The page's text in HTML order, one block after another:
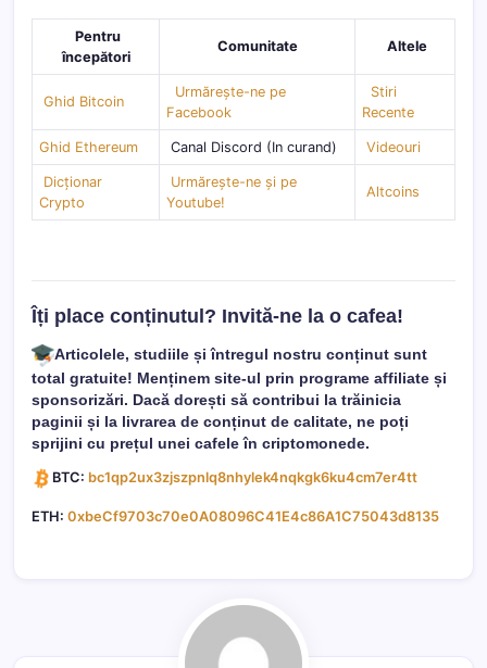
Pentru
începători
Comunitate Altele
Ghid Bitcoin
Urmărește-ne pe
Facebook
Stiri
Recente
Ghid Ethereum Canal Discord (In curand) Videouri
Dicționar
Crypto
Urmărește-ne și pe
Youtube!
Altcoins
Îți place conținutul? Invită-ne la o cafea!
Articolele, studiile și întregul nostru conținut sunt
total gratuite! Menținem site-ul prin programe affiliate și
sponsorizări. Dacă dorești să contribui la trăinicia
paginii și la livrarea de conținut de calitate, ne poți
sprijini cu prețul unei cafele în criptomonede.
BTC: bc1qp2ux3zjszpnlq8nhylek4nqkgk6ku4cm7er4tt
ETH: 0xbeCf9703c70e0A08096C41E4c86A1C75043d8135